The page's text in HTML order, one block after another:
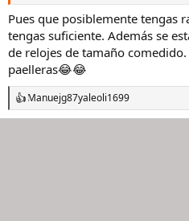
Pues que posiblemente tengas
tengas suficiente. Además se
de relojes de tamaño
paelleras😂😂
R
e
Manuejg87yaleoli1699